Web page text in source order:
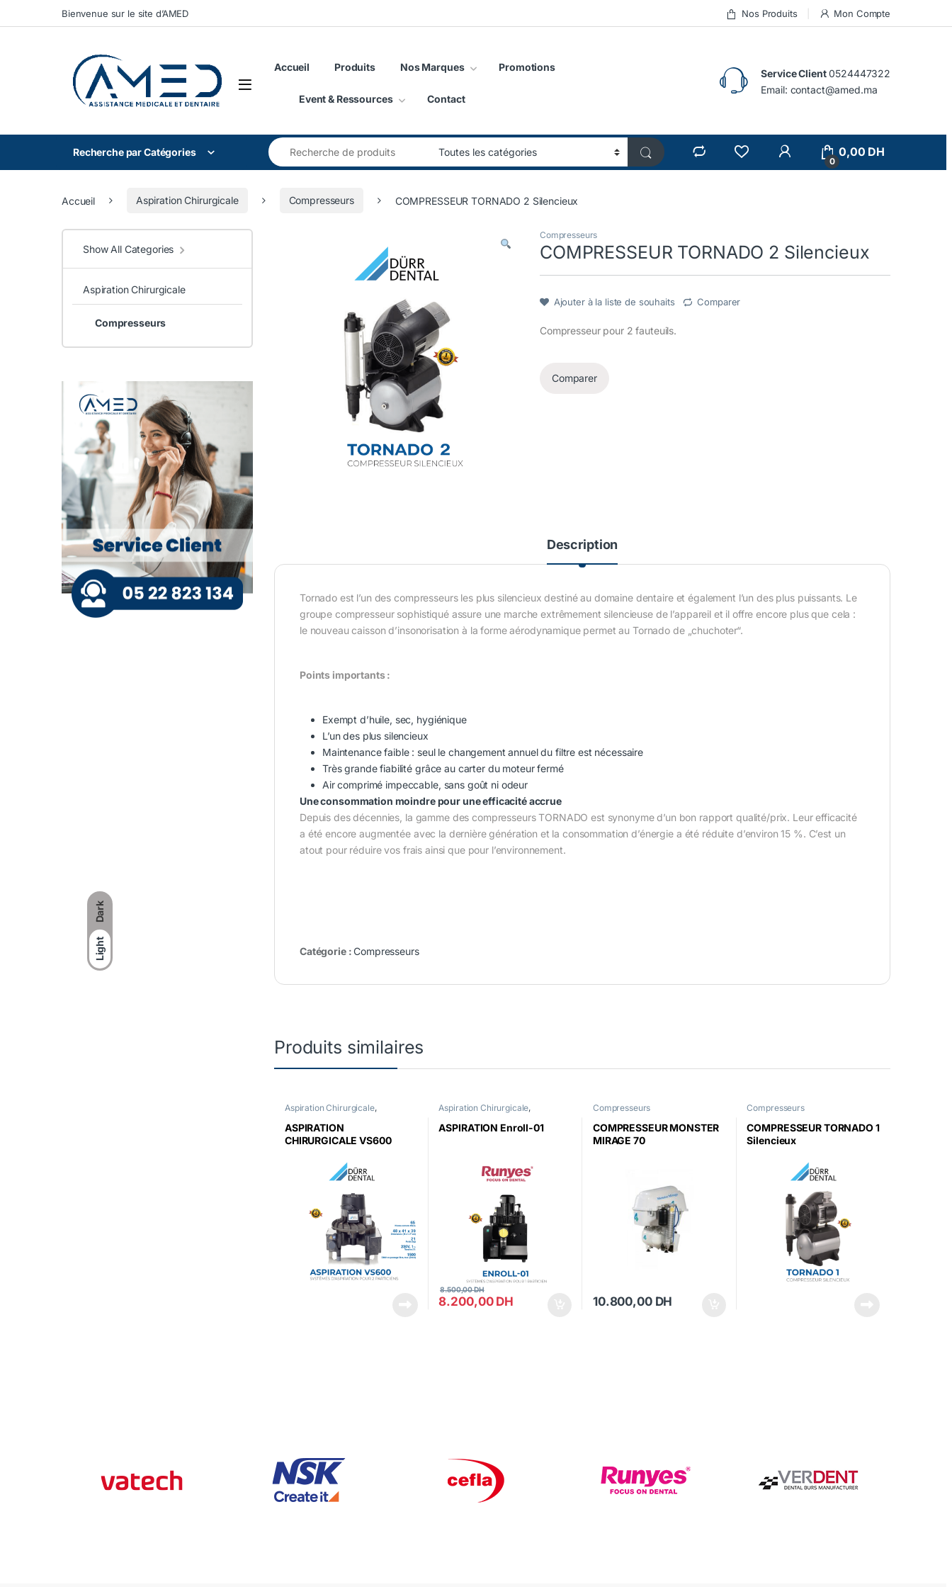
Dark
Light
Skip to navigation
Skip to contentBienvenue sur le site d’AMED Nos Produits Mon Compte
Accueil Produits Nos Marques Promotions
Event & Ressources Contact
Service Client 0524447322
Email: contact@amed.ma
Recherche par Catégories
Search for:
0
0,00 DH
Accueil Aspiration Chirurgicale Compresseurs COMPRESSEUR TORNADO 2 Silencieux
Compresseurs
COMPRESSEUR TORNADO 2 Silencieux
Ajouter à la liste de souhaits Comparer
Compresseur pour 2 fauteuils.
Comparer
Description
Tornado est l’un des compresseurs les plus silencieux destiné au domaine dentaire et également l’un des plus puissants. Le
groupe compresseur sophistiqué assure une marche extrêmement silencieuse de l’appareil et il offre encore plus que cela :
le nouveau caisson d’insonorisation à la forme aérodynamique permet au Tornado de „chuchoter“.
Points importants :
Exempt d’huile, sec, hygiénique
L’un des plus silencieux
Maintenance faible : seul le changement annuel du filtre est nécessaire
Très grande fiabilité grâce au carter du moteur fermé
Air comprimé impeccable, sans goût ni odeur
Une consommation moindre pour une efficacité accrue
Depuis des décennies, la gamme des compresseurs TORNADO est synonyme d’un bon rapport qualité/prix. Leur efficacité
a été encore augmentée avec la dernière génération et la consommation d’énergie a été réduite d’environ 15 %. C’est un
atout pour réduire vos frais ainsi que pour l’environnement.
Catégorie :Compresseurs
Produits similaires
Aspiration Chirurgicale,
Compresseurs
ASPIRATION
CHIRURGICALE VS600
Aspiration Chirurgicale,
Compresseurs
ASPIRATION Enroll-01
8.200,00 DH
8.500,00DH
Compresseurs
COMPRESSEUR MONSTER
MIRAGE 70
10.800,00 DH
Compresseurs
COMPRESSEUR TORNADO 1
Silencieux
Show All Categories
Aspiration Chirurgicale
Compresseurs